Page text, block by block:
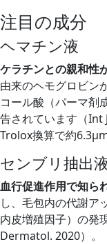
注目の成分
ヘマチン液
ケラチンとの親和性
由来のヘモグロビン
コール酸（パーマ剤
告されています（Int
Trolox換算で約
センブリ抽出
血行促進作用で知ら
し、毛包内の代謝ア
内皮増殖因子）の発
Dermatol. 2020）。